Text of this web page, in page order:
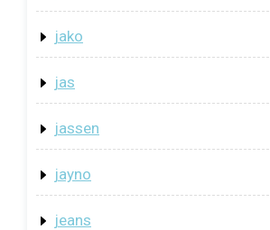
jako
jas
jassen
jayno
jeans